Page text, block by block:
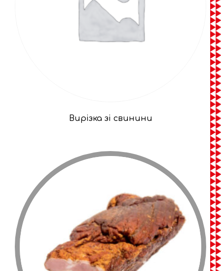
Вирізка зі свинини